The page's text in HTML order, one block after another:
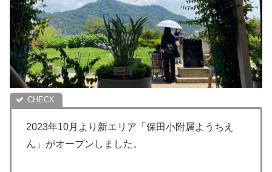
2023年10月より新エリア「保田小附属ようちえ
ん」がオープンしました。